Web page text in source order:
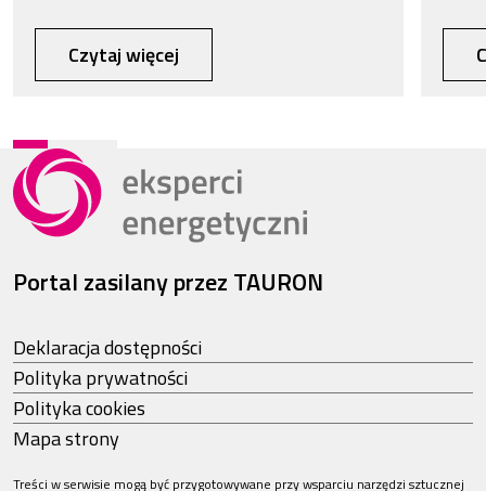
Czytaj więcej
Portal zasilany przez TAURON
Deklaracja dostępności
Polityka prywatności
Polityka cookies
Mapa strony
Treści w serwisie mogą być przygotowywane przy wsparciu narzędzi sztucznej